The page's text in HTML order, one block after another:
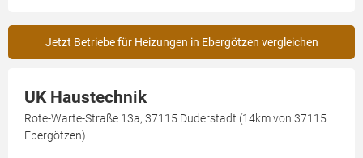
Jetzt Betriebe für Heizungen in Ebergötzen vergleichen
UK Haustechnik
Rote-Warte-Straße 13a, 37115 Duderstadt (14km von 37115
Ebergötzen)